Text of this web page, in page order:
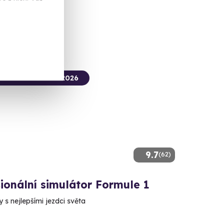
9.7(62)
termín už 07. 08. 2026
simulátor Formule 1
s nejlepšími jezdci světa